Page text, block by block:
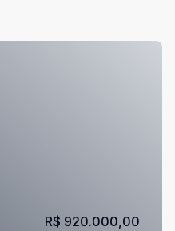
R$ 920.000,00